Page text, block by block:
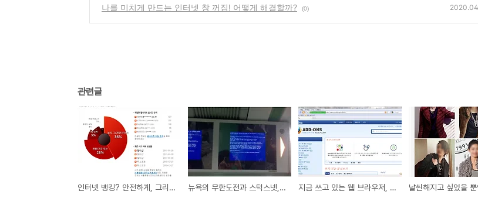
나를 미치게 만드는 인터넷 창 꺼짐! 어떻게 해결할까? (0)
관련글
인터넷 뱅킹? 안전하게, 그리고 간편하게! 뉴욕의 무한도전과 스턱스넷, 공통점 찾기! 지금 쓰고 있는 웹 브라우저, 최선입니까? 확실해요?